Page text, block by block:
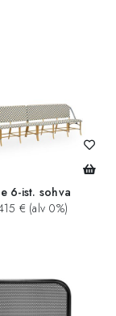
6-ist. sohva
€ (alv 0%)